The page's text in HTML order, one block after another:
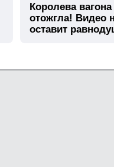
Королева вагона
отожгла! Видео
оставит